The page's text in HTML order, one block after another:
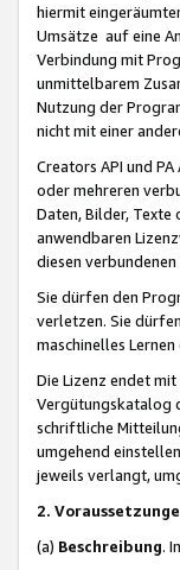
hiermit
Umsätze auf eine
Verbindung mit
unmittelbarem
Nutzung der
nicht mit einer
Creators API und
oder mehreren
Daten, Bilder,
anwendbaren
diesen
Sie dürfen den
verletzen. Sie
maschinelles
Die Lizenz endet
Vergütungskatalog
schriftliche
umgehend
jeweils verlangt,
2.
(a) Beschreibung.